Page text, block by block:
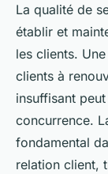
La qualité de
établir et
les clients.
clients à
insuffisant
concurrence.
fondamental
relation client,